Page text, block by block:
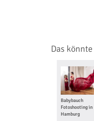
Das
Babybauch
Fotoshooting in
Hamburg